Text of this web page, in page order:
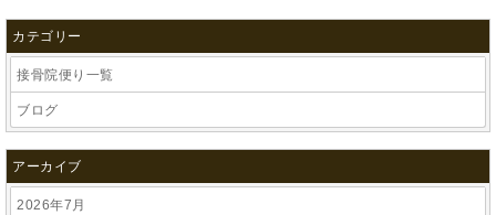
カテゴリー
接骨院便り一覧
ブログ
アーカイブ
2026年7月